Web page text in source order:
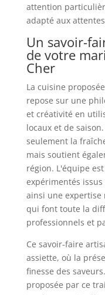
attention
adapté aux
Un savoir-
de votre
Cher
La cuisine
repose sur une
et créativité en
locaux et de
seulement la
mais soutient
région. L'équipe
expérimentés
ainsi une expertise
qui font toute la
professionnels et
Ce savoir-faire
assiette, où la
finesse des
proposée par ce